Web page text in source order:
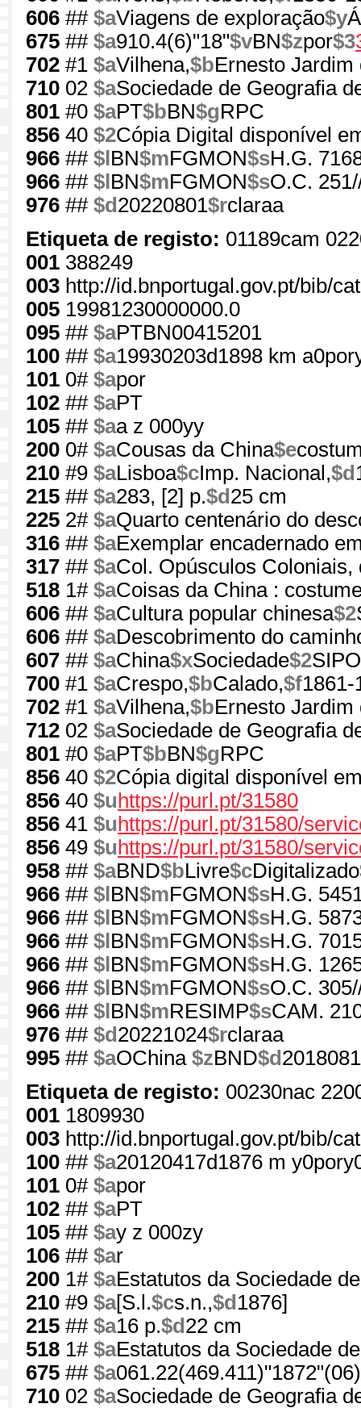
606 ## $aViagens de exploração$y
675 ## $a910.4(6)"18"$vBN$zpor$3
702 #1 $aVilhena,$bErnesto Jardim
710 02 $aSociedade de Geografia
801 #0 $aPT$bBN$gRPC
856 40 $2Cópia Digital disponível
966 ## $l BN$mFGMON$sH.G.
966 ## $l BN$mFGMON$sO.C.
976 ## $d 20220801$rclaraa
Etiqueta de registo: 01189cam
001 388249
003 http://id.bnportugal.gov.pt/bib/
005 19981230000000.0
095 ## $aPTBN00415201
100 ## $a19930203d1898 km
101 0# $apor
102 ## $aPT
105 ## $aa z 000yy
200 0# $aCousas da China$e
210 #9 $aLisboa$cImp. Nacional,$d
215 ## $a283, [2] p.$d 25 cm
225 2# $aQuarto centenário do
316 ## $aExemplar encadernado
317 ## $aCol. Opúsculos
518 1# $aCoisas da China :
606 ## $aCultura popular chinesa$2
606 ## $aDescobrimento do
607 ## $aChina$xSociedade$2
700 #1 $aCrespo,$bCalado,$f1861-
702 #1 $aVilhena,$bErnesto Jardim
712 02 $aSociedade de Geografia
801 #0 $aPT$bBN$gRPC
856 40 $2Cópia digital disponível
856 40 $u https://purl.pt/31580
856 41 $u https://purl.pt/31580/
856 49 $u https://purl.pt/31580/
958 ## $aBND$bLivre$cDigitalizado
966 ## $l BN$mFGMON$sH.G.
966 ## $l BN$mFGMON$sH.G.
966 ## $l BN$mFGMON$sH.G.
966 ## $l BN$mFGMON$sH.G.
966 ## $l BN$mFGMON$sO.C.
966 ## $l BN$mRESIMP$sCAM.
976 ## $d 20221024$rclaraa
995 ## $aOChina $zBND$d
Etiqueta de registo: 00230nac
001 1809930
003 http://id.bnportugal.gov.pt/bib/
100 ## $a20120417d1876 m
101 0# $apor
102 ## $aPT
105 ## $ay z 000zy
106 ## $ar
200 1# $aEstatutos da Sociedade
210 #9 $a[S.l.$cs.n.,$d 1876]
215 ## $a16 p.$d 22 cm
518 1# $aEstatutos da Sociedade
675 ## $a061.22(469.411)"1872"(06)
710 02 $aSociedade de Geografia